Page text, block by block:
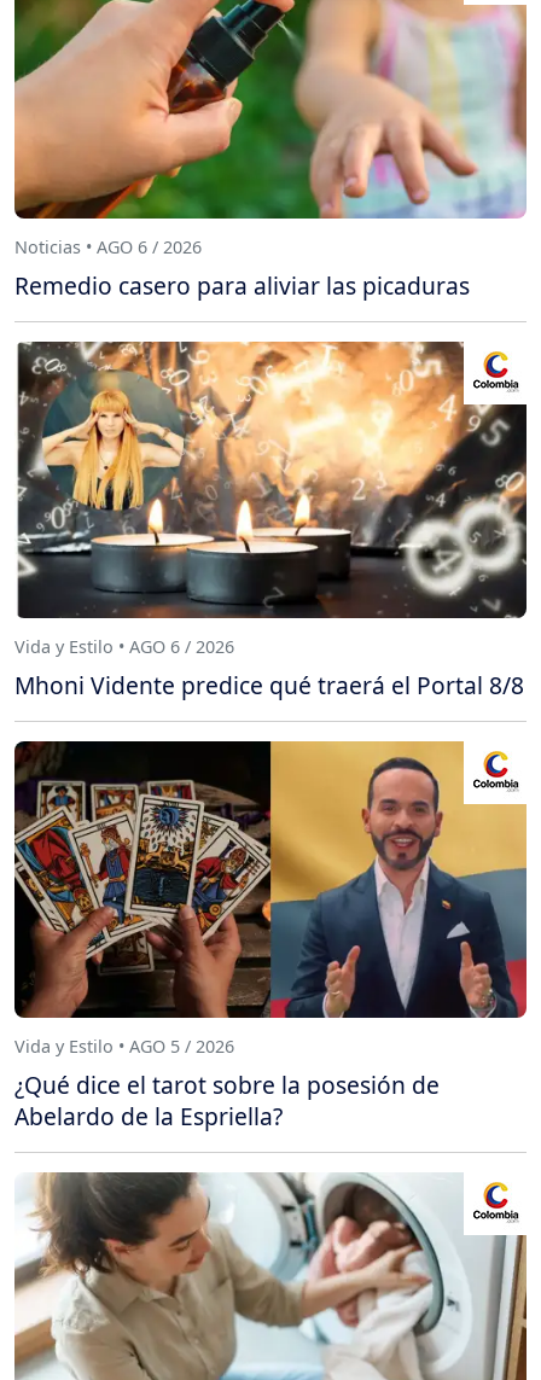
Noticias • AGO 6 / 2026
Remedio casero para aliviar las picaduras
Vida y Estilo • AGO 6 / 2026
Mhoni Vidente predice qué traerá el Portal 8/8
Vida y Estilo • AGO 5 / 2026
¿Qué dice el tarot sobre la posesión de
Abelardo de la Espriella?